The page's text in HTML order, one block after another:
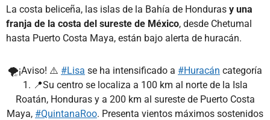
La costa beliceña, las islas de la Bahía de Honduras y una
franja de la costa del sureste de México, desde Chetumal
hasta Puerto Costa Maya, están bajo alerta de huracán.
🌪¡Aviso! ⚠️ #Lisa se ha intensificado a #Huracán categoría
1. 📍Su centro se localiza a 100 km al norte de la Isla
Roatán, Honduras y a 200 km al sureste de Puerto Costa
Maya, #QuintanaRoo. Presenta vientos máximos sostenidos